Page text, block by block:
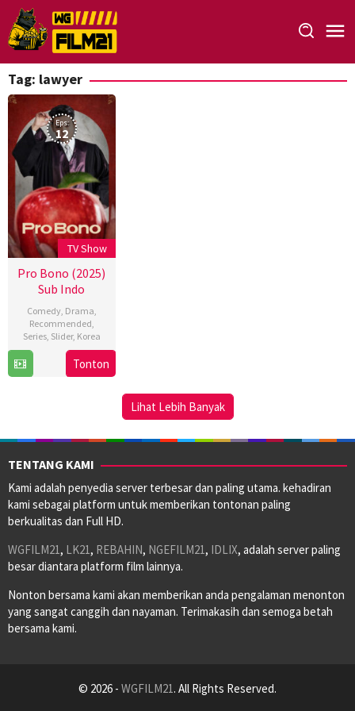
Loncat
ke
konten
Tag: lawyer
Eps:
12
TV Show
Pro Bono (2025)
Sub Indo
Comedy, Drama
Recommended
Series, Slider, Korea
Dec
Kim
Seong-
Tonton
Lihat Lebih Banyak
TENTANG KAMI
Kami adalah penyedia server terbesar dan paling utama. kehadiran
kami sebagai platform untuk memberikan tontonan paling
berkualitas dan Full HD.
WGFILM21, LK21, REBAHIN, NGEFILM21, IDLIX, adalah server paling
besar diantara platform film lainnya.
Nonton bersama kami akan memberikan anda pengalaman menonton
yang sangat canggih dan nayaman. Terimakasih dan semoga betah
bersama kami.
© 2026 - WGFILM21. All Rights Reserved.